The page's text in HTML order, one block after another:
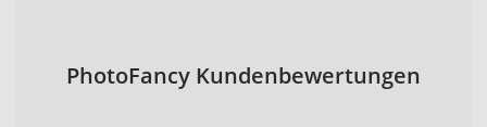
PhotoFancy Kundenbewertungen